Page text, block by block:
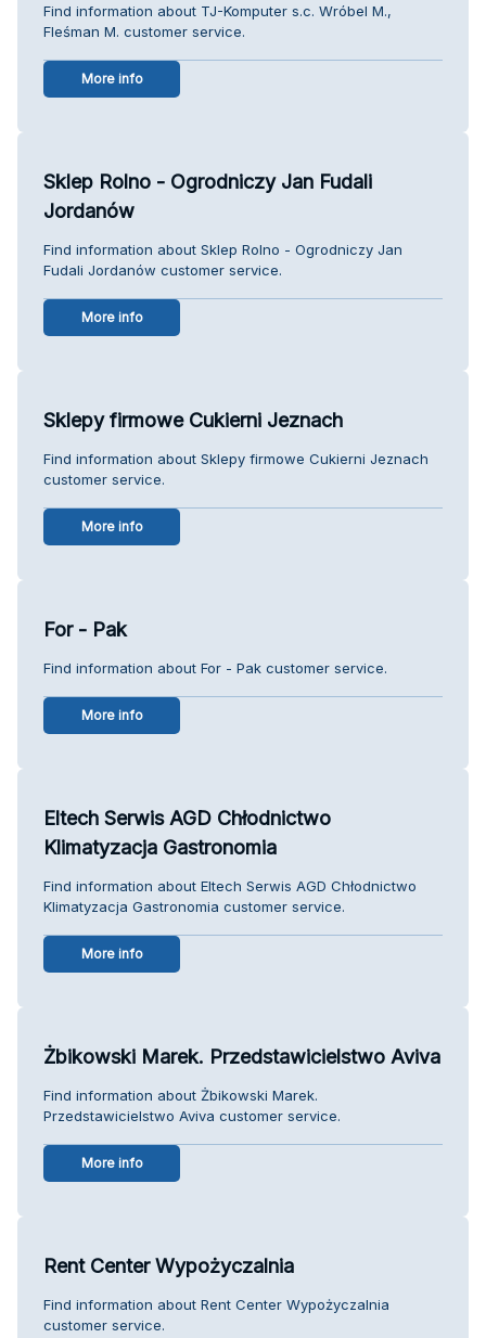
Find information about TJ-Komputer s.c. Wróbel M.,
Fleśman M. customer service.
More info
Sklep Rolno - Ogrodniczy Jan Fudali
Jordanów
Find information about Sklep Rolno - Ogrodniczy Jan
Fudali Jordanów customer service.
More info
Sklepy firmowe Cukierni Jeznach
Find information about Sklepy firmowe Cukierni Jeznach
customer service.
More info
For - Pak
Find information about For - Pak customer service.
More info
Eltech Serwis AGD Chłodnictwo
Klimatyzacja Gastronomia
Find information about Eltech Serwis AGD Chłodnictwo
Klimatyzacja Gastronomia customer service.
More info
Żbikowski Marek. Przedstawicielstwo Aviva
Find information about Żbikowski Marek.
Przedstawicielstwo Aviva customer service.
More info
Rent Center Wypożyczalnia
Find information about Rent Center Wypożyczalnia
customer service.